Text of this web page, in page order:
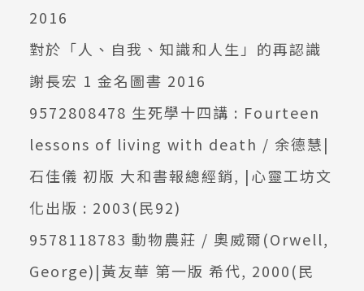
2016
對於「人、自我、知識和人生」的再認識
謝長宏 1 金名圖書 2016
9572808478 生死學十四講 : Fourteen
lessons of living with death / 余德慧|
石佳儀 初版 大和書報總經銷, |心靈工坊文
化出版 : 2003(民92)
9578118783 動物農莊 / 奧威爾(Orwell,
George)|黃友華 第一版 希代, 2000(民